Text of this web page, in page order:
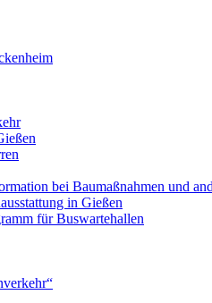
bei Baumaßnahmen und
in Gießen
für Buswartehallen